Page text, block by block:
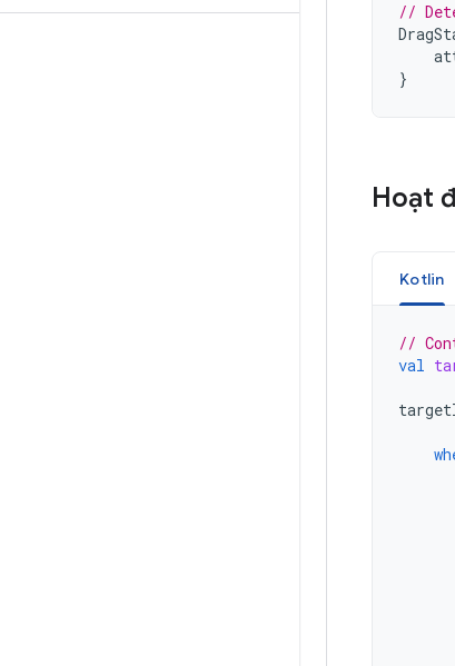
//
}
Hoạt
Kotlin
//
val